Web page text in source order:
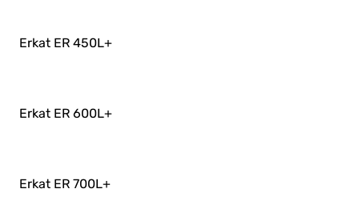
Erkat ER 450L+
Erkat ER 600L+
Erkat ER 700L+